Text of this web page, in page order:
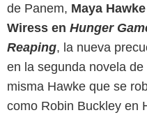
de Panem, Maya
Wiress en Hunger
Reaping, la nueva
en la segunda novela
misma Hawke que se
como Robin Buckley en